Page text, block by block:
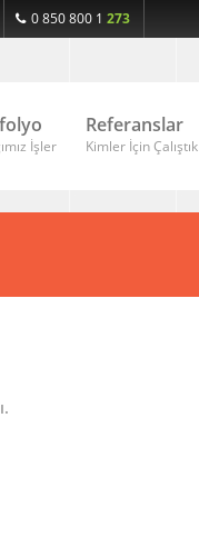
0 850 800 1 273
İşler
Referanslar
Kimler İçin Çalıştık